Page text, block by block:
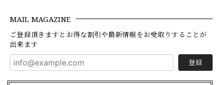
MAIL MAGAZINE
ご登録頂きますとお得な割引や最新情報をお受取りすることが
出来ます
登録